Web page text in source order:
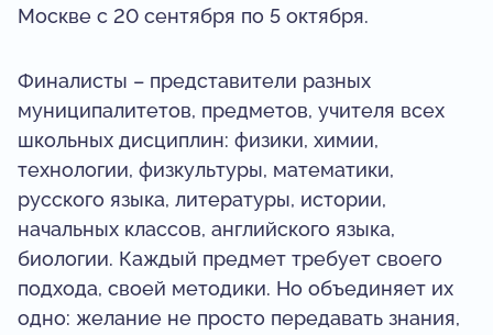
Москве с 20 сентября по 5 октября.
Финалисты – представители разных
муниципалитетов, предметов, учителя всех
школьных дисциплин: физики, химии,
технологии, физкультуры, математики,
русского языка, литературы, истории,
начальных классов, английского языка,
биологии. Каждый предмет требует своего
подхода, своей методики. Но объединяет их
одно: желание не просто передавать знания,